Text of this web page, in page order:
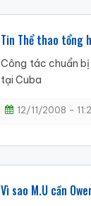
Tin Thể thao tổng
Công tác chuẩn bị
tại Cuba
12/11/2008 -
Vì sao M.U cần